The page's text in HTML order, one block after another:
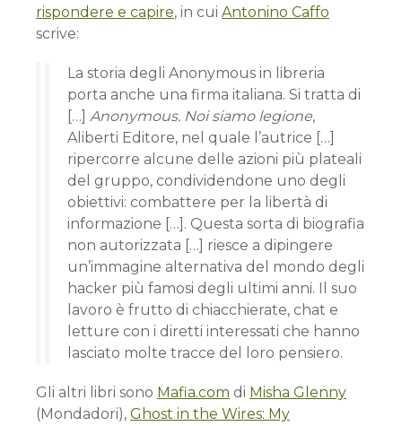
rispondere e capire, in cui Antonino Caffo
scrive:
La storia degli Anonymous in libreria
porta anche una firma italiana. Si tratta di
[…] Anonymous. Noi siamo legione,
Aliberti Editore, nel quale l’autrice […]
ripercorre alcune delle azioni più plateali
del gruppo, condividendone uno degli
obiettivi: combattere per la libertà di
informazione […]. Questa sorta di biografia
non autorizzata […] riesce a dipingere
un’immagine alternativa del mondo degli
hacker più famosi degli ultimi anni. Il suo
lavoro è frutto di chiacchierate, chat e
letture con i diretti interessati che hanno
lasciato molte tracce del loro pensiero.
Gli altri libri sono Mafia.com di Misha Glenny
(Mondadori), Ghost in the Wires: My